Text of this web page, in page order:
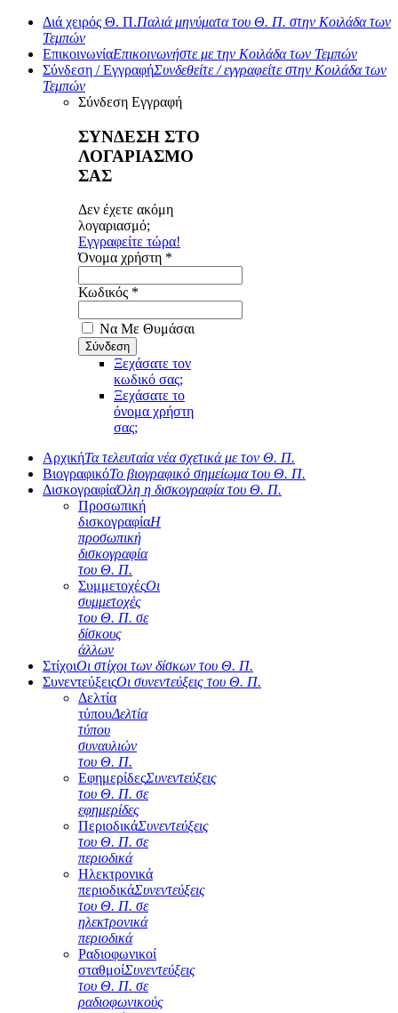
Διά χειρός Θ. Π.Παλιά μηνύματα του Θ. Π. στην Κοιλάδα των
Τεμπών
ΕπικοινωνίαΕπικοινωνήστε με την Κοιλάδα των Τεμπών
Σύνδεση / ΕγγραφήΣυνδεθείτε / εγγραφείτε στην Κοιλάδα των
Τεμπών
Σύνδεση Εγγραφή
ΣΥΝΔΕΣΗ ΣΤΟ
ΛΟΓΑΡΙΑΣΜΟ
ΣΑΣ
Δεν έχετε ακόμη
λογαριασμό;
Εγγραφείτε τώρα!
Όνομα χρήστη *
Κωδικός *
Να Με Θυμάσαι
Ξεχάσατε τον
κωδικό σας;
Ξεχάσατε το
όνομα χρήστη
σας;
ΑρχικήΤα τελευταία νέα σχετικά με τον Θ. Π.
ΒιογραφικόΤο βιογραφικό σημείωμα του Θ. Π.
ΔισκογραφίαΌλη η δισκογραφία του Θ. Π.
Προσωπική
δισκογραφίαΗ
προσωπική
δισκογραφία
του Θ. Π.
ΣυμμετοχέςΟι
συμμετοχές
του Θ. Π. σε
δίσκους
άλλων
ΣτίχοιΟι στίχοι των δίσκων του Θ. Π.
ΣυνεντεύξειςΟι συνεντεύξεις του Θ. Π.
Δελτία
τύπουΔελτία
τύπου
συναυλιών
του Θ. Π.
ΕφημερίδεςΣυνεντεύξεις
του Θ. Π. σε
εφημερίδες
ΠεριοδικάΣυνεντεύξεις
του Θ. Π. σε
περιοδικά
Ηλεκτρονικά
περιοδικάΣυνεντεύξεις
του Θ. Π. σε
ηλεκτρονικά
περιοδικά
Ραδιοφωνικοί
σταθμοίΣυνεντεύξεις
του Θ. Π. σε
ραδιοφωνικούς